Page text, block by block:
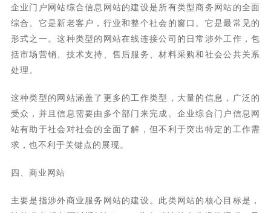
企业门户网站综合信息网站的建设是所有类型商务网站的全面
综合。它是新老客户，行业和整个社会的窗口。它是最常见的
形式之一。这种类型的网站在线连接公司的日常涉外工作，包
括市场营销、技术支持、售后服务、材料采购和社会公共关系
处理。
这种类型的网站涵盖了更多的工作类型，大量的信息，广泛的
受众，并且信息需要由多个部门来完成。企业综合门户信息网
站有助于社会对社会的全面了解，但不利于突出特定的工作需
求，也不利于关键点的展现。
四、商业网站
主要是指涉外商业服务网站的建设。此类网站的核心目标是，